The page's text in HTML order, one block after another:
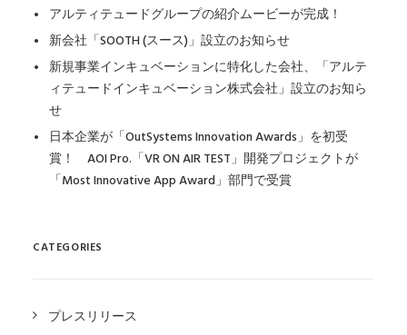
アルティテュードグループの紹介ムービーが完成！
新会社「SOOTH (スース)」設立のお知らせ
新規事業インキュベーションに特化した会社、「アルテ
ィテュードインキュベーション株式会社」設立のお知ら
せ
日本企業が「OutSystems Innovation Awards」を初受
賞！ AOI Pro.「VR ON AIR TEST」開発プロジェクトが
「Most Innovative App Award」部門で受賞
CATEGORIES
プレスリリース